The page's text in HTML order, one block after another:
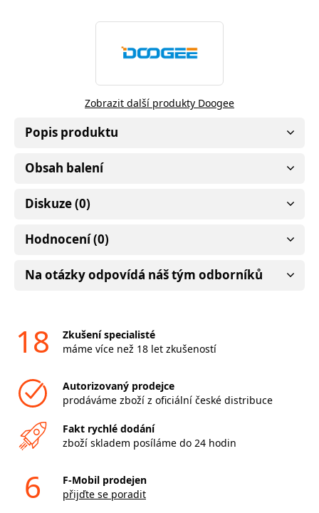
Zobrazit další produkty Doogee
Popis produktu
Obsah balení
Diskuze (0)
Hodnocení (0)
Na otázky odpovídá náš tým odborníků
18
Zkušení specialisté
máme více než 18 let zkušeností
Autorizovaný prodejce
prodáváme zboží z oficiální české distribuce
Fakt rychlé dodání
zboží skladem posíláme do 24 hodin
6
F-Mobil prodejen
přijďte se poradit